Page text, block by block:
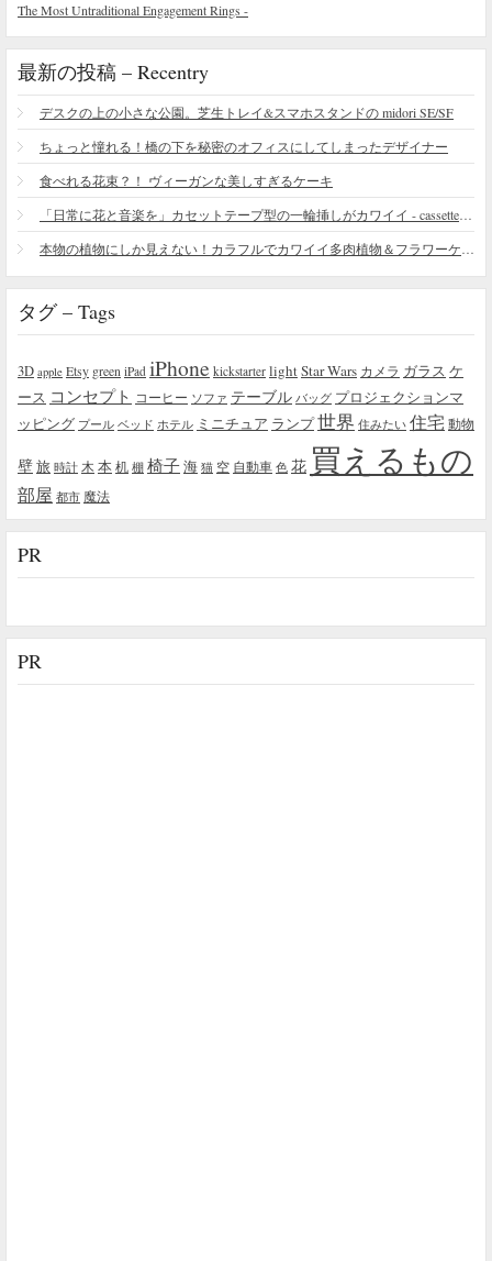
The Most Untraditional Engagement Rings -
最新の投稿 – Recentry
デスクの上の小さな公園。芝生トレイ&スマホスタンドの midori SE/SF
ちょっと憧れる！橋の下を秘密のオフィスにしてしまったデザイナー
食べれる花束？！ ヴィーガンな美しすぎるケーキ
タグ – Tags
3D apple Etsy green iPad iPhone kickstarter lightStar Wars カメラ ガラス ケ
ース コンセプト コーヒー ソファ テーブル バッグ プロジェクションマ
ッピング プール ベッド ホテル ミニチュア ランプ世界 住みたい 住宅 動物
壁旅 時計 木 本机 棚 椅子海 猫 空 自動車 色 花 買えるもの
部屋 都市 魔法
PR
PR